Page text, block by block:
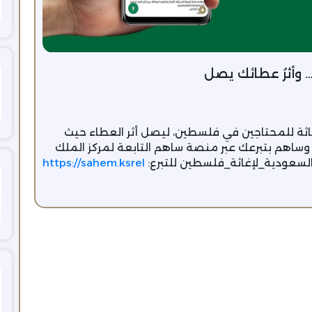
وأثرُ عطائك يصل
للمحتاجين في فلسطين، ليصل أثر العطاء حيث
وساهم بتبرعك عبر منصة ساهم التابعة لمركز الملك
للتبرع: https://sahem.ksrel